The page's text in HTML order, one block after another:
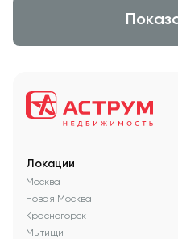
Локации
Москва
Новая Москва
Красногорск
Мытищи